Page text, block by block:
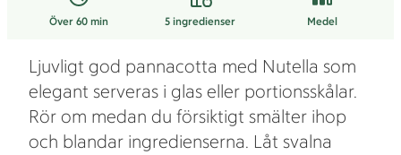
Över 60 min 5ingredienser Medel
Ljuvligt god pannacotta med Nutella som
elegant serveras i glas eller portionsskålar.
Rör om medan du försiktigt smälter ihop
och blandar ingredienserna. Låt svalna